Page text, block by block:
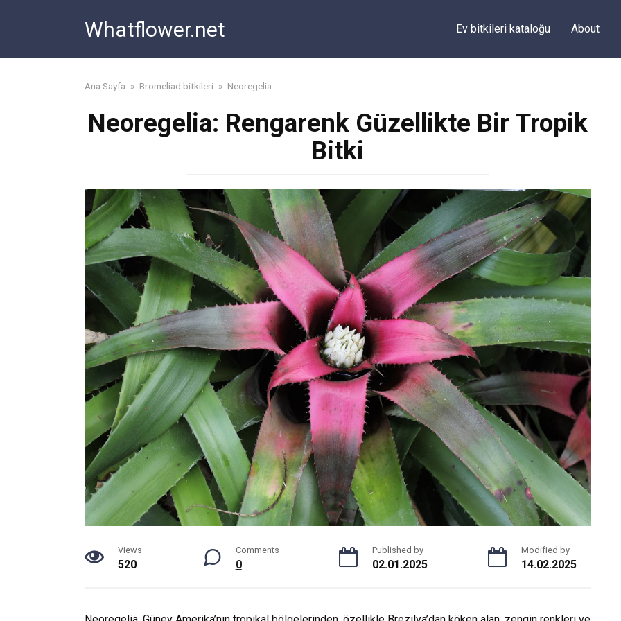
Whatflower.net Ev bitkileri kataloğu About
Ana Sayfa » Bromeliad bitkileri » Neoregelia
Neoregelia: Rengarenk Güzellikte Bir Tropik
Bitki
Views
520
Comments
0
Published by
02.01.2025
Modified by
14.02.2025